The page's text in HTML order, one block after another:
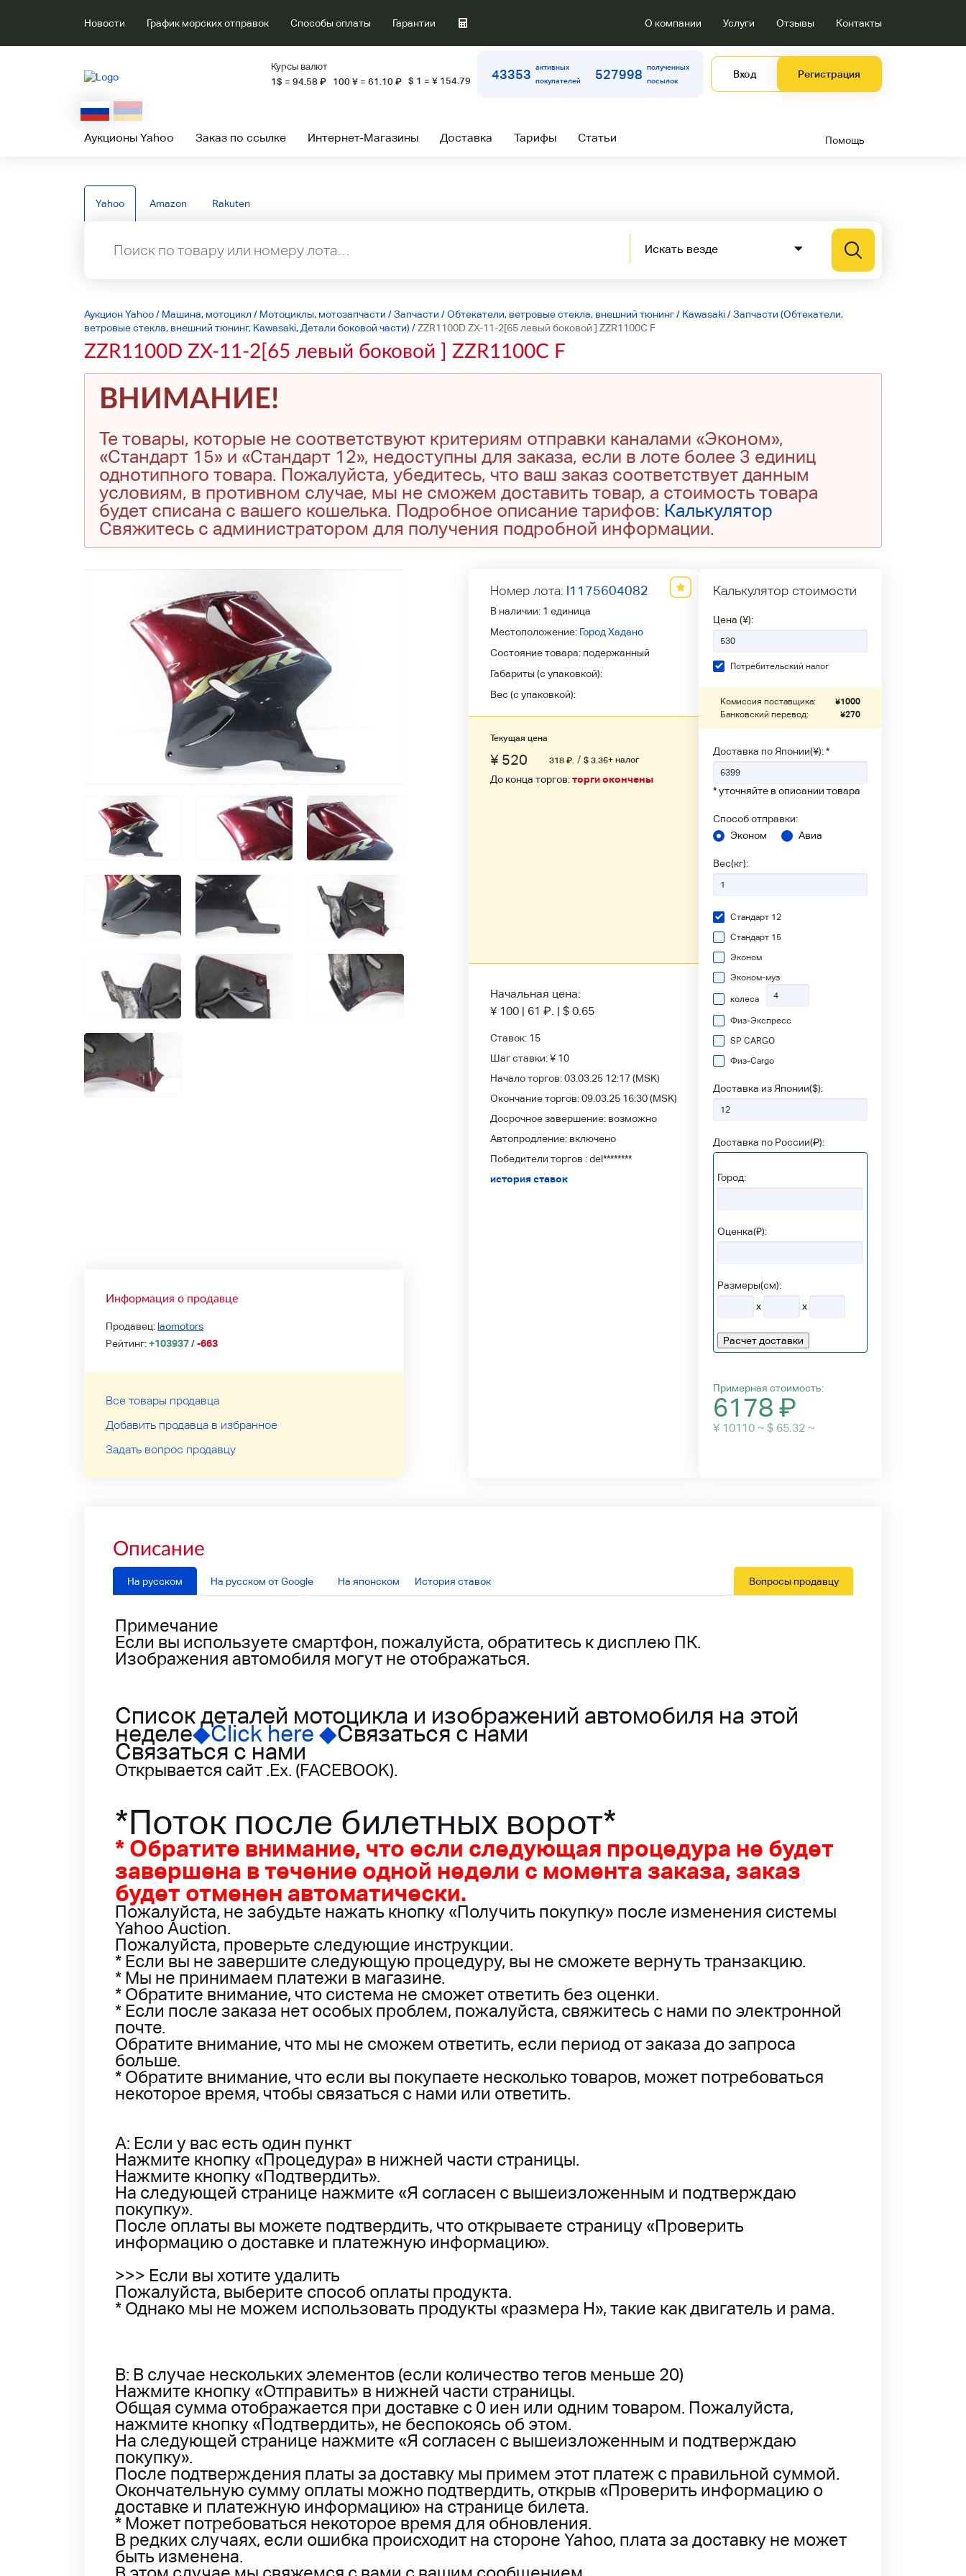
Новости График морских отправок Способы оплаты Гарантии О компании Услуги Отзывы Контакты
Курсы валют
1$ = 94.58 ₽ 100 ¥ = 61.10 ₽ $ 1 = ¥ 154.79 43353
активных
покупателей
527998
полученных
посылок
Вход Регистрация
Аукционы Yahoo Заказ по ссылке Интернет-Магазины Доставка Тарифы Статьи Помощь
Yahoo Amazon Rakuten
Аукцион Yahoo/ Машина, мотоцикл / Мотоциклы, мотозапчасти /Запчасти /Обтекатели, ветровые стекла, внешний тюнинг/ Kawasaki/Запчасти (Обтекатели,
ветровые стекла, внешний тюнинг, Kawasaki, Детали боковой части) /ZZR1100D ZX-11-2[65 левый боковой ] ZZR1100C F
ZZR1100D ZX-11-2[65 левый боковой ] ZZR1100C F
ВНИМАНИЕ!
Те товары, которые не соответствуют критериям отправки каналами «Эконом»,
«Стандарт 15» и «Стандарт 12», недоступны для заказа, если в лоте более 3 единиц
однотипного товара. Пожалуйста, убедитесь, что ваш заказ соответствует данным
условиям, в противном случае, мы не сможем доставить товар, а стоимость товара
будет списана с вашего кошелька. Подробное описание тарифов: Калькулятор
Свяжитесь с администратором для получения подробной информации.
Информация о продавце
Продавец: laomotors
Рейтинг:+103937/-663
Все товары продавца
Добавить продавца в избранное
Задать вопрос продавцу
Номер лота: l1175604082
В наличии: 1 единица
Местоположение: Город Хадано
Состояние товара: подержанный
Габариты (с упаковкой):
Вес (с упаковкой):
Текущая цена
¥ 520 318 ₽. / $ 3.36+ налог
До конца торгов:торги окончены
Начальная цена:
¥ 100 | 61 ₽. | $ 0.65
Ставок: 15
Шаг ставки:¥ 10
Начало торгов:03.03.25 12:17(MSK)
Окончание торгов:09.03.25 16:30(MSK)
Досрочное завершение: возможно
Автопродление: включено
Победители торгов :del********
история ставок
Калькулятор стоимости
Цена (¥):
Потребительский налог
Комиссия поставщика: ¥1000
Банковский перевод:
¥270
Доставка по Японии(¥): *
* уточняйте в описании товара
Способ отправки:
Эконом
Авиа
Вес(кг):
Стандарт 12
Стандарт 15
Эконом
Эконом-муз
колеса
Физ-Экспресс
SP CARGO
Физ-Сargo
Доставка из Японии($):
Доставка по России(₽):
Город:
Оценка(₽):
Размеры(см):
x
x
Расчет доставки
Примерная стоимость:
6178 ₽
¥ 10110 ~ $ 65.32 ~
Описание
На русском На русском от Google На японском История ставок Вопросы продавцу
Примечание
Если вы используете смартфон, пожалуйста, обратитесь к дисплею ПК.
Изображения автомобиля могут не отображаться.
Список деталей мотоцикла и изображений автомобиля на этой
неделе◆Click here ◆Связаться с нами
Связаться с нами
Открывается сайт .Ex. (FACEBOOK).
*Поток после билетных ворот*
* Обратите внимание, что если следующая процедура не будет
завершена в течение одной недели с момента заказа, заказ
будет отменен автоматически.
Пожалуйста, не забудьте нажать кнопку «Получить покупку» после изменения системы
Yahoo Auction.
Пожалуйста, проверьте следующие инструкции.
* Если вы не завершите следующую процедуру, вы не сможете вернуть транзакцию.
* Мы не принимаем платежи в магазине.
* Обратите внимание, что система не сможет ответить без оценки.
* Если после заказа нет особых проблем, пожалуйста, свяжитесь с нами по электронной
почте.
Обратите внимание, что мы не сможем ответить, если период от заказа до запроса
больше.
* Обратите внимание, что если вы покупаете несколько товаров, может потребоваться
некоторое время, чтобы связаться с нами или ответить.
A: Если у вас есть один пункт
Нажмите кнопку «Процедура» в нижней части страницы.
Нажмите кнопку «Подтвердить».
На следующей странице нажмите «Я согласен с вышеизложенным и подтверждаю
покупку».
После оплаты вы можете подтвердить, что открываете страницу «Проверить
информацию о доставке и платежную информацию».
>>> Если вы хотите удалить
Пожалуйста, выберите способ оплаты продукта.
* Однако мы не можем использовать продукты «размера H», такие как двигатель и рама.
B: В случае нескольких элементов (если количество тегов меньше 20)
Нажмите кнопку «Отправить» в нижней части страницы.
Общая сумма отображается при доставке с 0 иен или одним товаром. Пожалуйста,
нажмите кнопку «Подтвердить», не беспокоясь об этом.
На следующей странице нажмите «Я согласен с вышеизложенным и подтверждаю
покупку».
После подтверждения платы за доставку мы примем этот платеж с правильной суммой.
Окончательную сумму оплаты можно подтвердить, открыв «Проверить информацию о
доставке и платежную информацию» на странице билета.
* Может потребоваться некоторое время для обновления.
В редких случаях, если ошибка происходит на стороне Yahoo, плата за доставку не может
быть изменена.